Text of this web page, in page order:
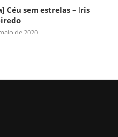
Céu sem estrelas – Iris
de 2020